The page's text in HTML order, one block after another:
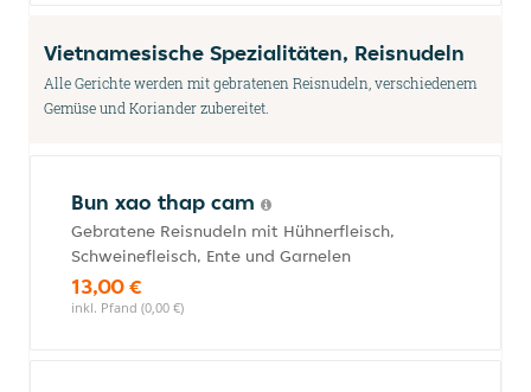
Vietnamesische Spezialitäten, Reisnudeln
Alle Gerichte werden mit gebratenen Reisnudeln, verschiedenem
Gemüse und Koriander zubereitet.
Bun xao thap cam
Gebratene Reisnudeln mit Hühnerfleisch,
Schweinefleisch, Ente und Garnelen
13,00 €
inkl. Pfand (0,00 €)